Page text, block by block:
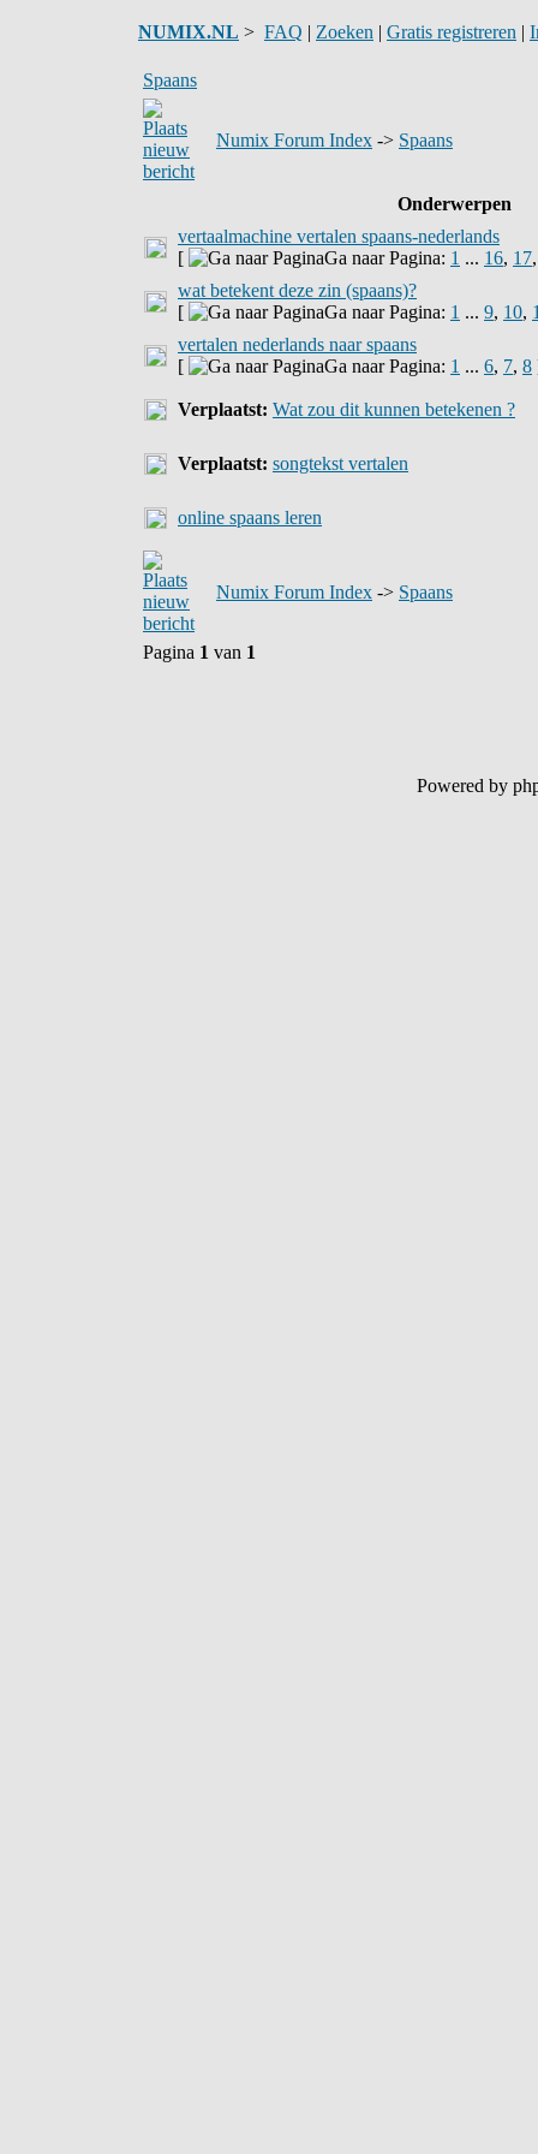
NUMIX.NL > FAQ | Zoeken | Gratis registreren |
Spaans
Numix Forum Index -> Spaans
Onderwerpen
vertaalmachine vertalen spaans-nederlands
[
Ga naar Pagina: 1 ... 16, 17
wat betekent deze zin (spaans)?
[
Ga naar Pagina: 1 ... 9, 10,
vertalen nederlands naar spaans
[
Ga naar Pagina: 1 ... 6, 7, 8
Verplaatst: Wat zou dit kunnen betekenen ?
Verplaatst: songtekst vertalen
online spaans leren
Numix Forum Index -> Spaans
Pagina 1 van 1
Powered by